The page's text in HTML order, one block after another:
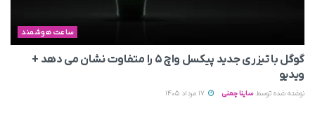
ساعت هوشمند
گوگل با تیزری جدید پیکسل واچ ۵ را متفاوت نشان می‌ دهد +
ویدیو
نوشته شده توسط ساینا چمنی